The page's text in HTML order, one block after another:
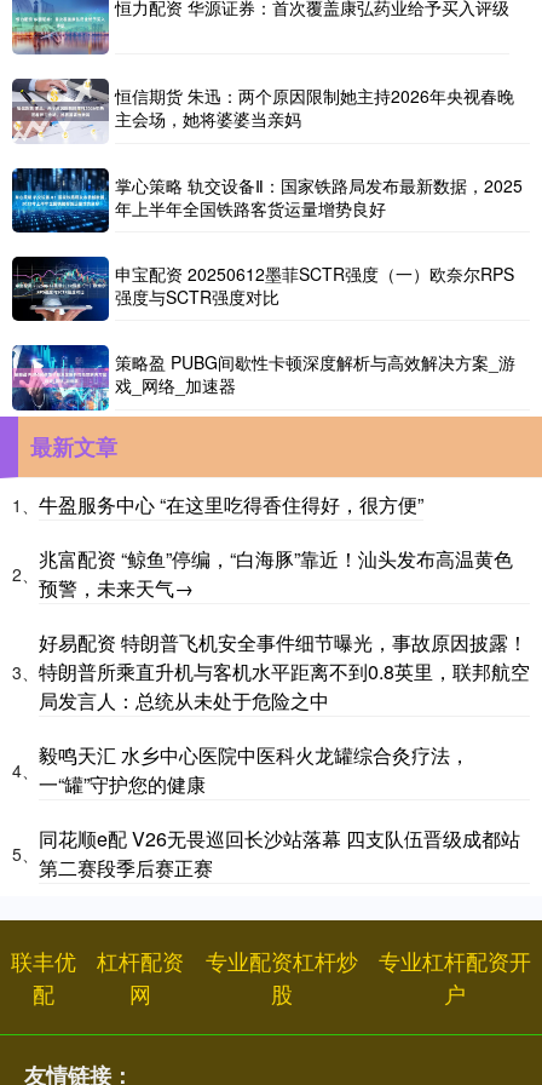
恒力配资 华源证券：首次覆盖康弘药业给予买入评级
恒信期货 朱迅：两个原因限制她主持2026年央视春晚
主会场，她将婆婆当亲妈
掌心策略 轨交设备Ⅱ：国家铁路局发布最新数据，2025
年上半年全国铁路客货运量增势良好
申宝配资 20250612墨菲SCTR强度（一）欧奈尔RPS
强度与SCTR强度对比
策略盈 PUBG间歇性卡顿深度解析与高效解决方案_游
戏_网络_加速器
最新文章
1、 牛盈服务中心 “在这里吃得香住得好，很方便”
2、
兆富配资 “鲸鱼”停编，“白海豚”靠近！汕头发布高温黄色
预警，未来天气→
3、
好易配资 特朗普飞机安全事件细节曝光，事故原因披露！
特朗普所乘直升机与客机水平距离不到0.8英里，联邦航空
局发言人：总统从未处于危险之中
4、
毅鸣天汇 水乡中心医院中医科火龙罐综合灸疗法，
一“罐”守护您的健康
5、
同花顺e配 V26无畏巡回长沙站落幕 四支队伍晋级成都站
第二赛段季后赛正赛
联丰优
配
杠杆配资
网
专业配资杠杆炒
股
专业杠杆配资开
户
友情链接：